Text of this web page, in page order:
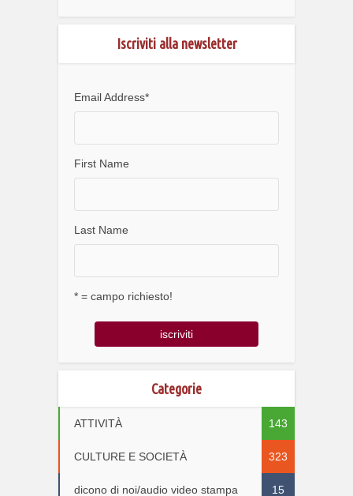
Iscriviti alla newsletter
Email Address*
First Name
Last Name
* = campo richiesto!
Categorie
ATTIVITÀ 143
CULTURE E SOCIETÀ 323
dicono di noi/audio video stampa 15